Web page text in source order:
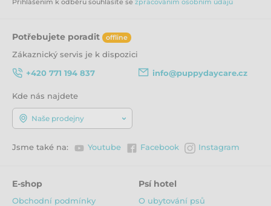
Přihlášením k odběru souhlasíte se zpracováním osobním údajů
Potřebujete poradit offline
Zákaznický servis je k dispozici
+420 771 194 837
info@puppydaycare.cz
Kde nás najdete
Naše prodejny
Jsme také na: Youtube Facebook Instagram
E-shop
Obchodní podmínky
Psí hotel
O ubytování psů